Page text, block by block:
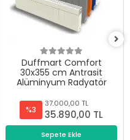
Duffmart Comfort
30x355 cm Antrasit
Alüminyum Radyatör
%3
37.000,00 TL
35.890,00 TL
Sepete Ekle